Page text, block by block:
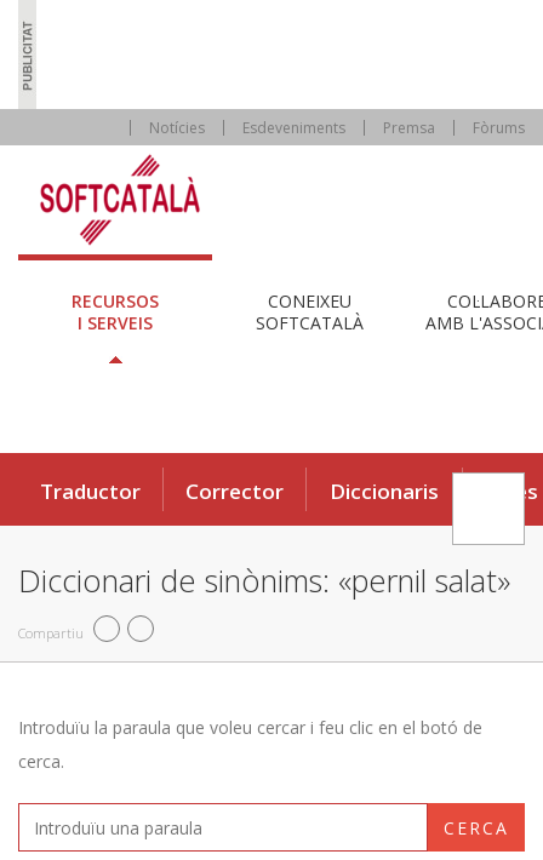
Notícies Esdeveniments Premsa Fòrums
RECURSOS
I SERVEIS
CONEIXEU
SOFTCATALÀ
AMB
Traductor Corrector Diccionaris Eines
Diccionari de sinònims: «pernil salat»
Compartiu
Introduïu la paraula que voleu cercar i feu clic en el botó de
cerca.
CERCA